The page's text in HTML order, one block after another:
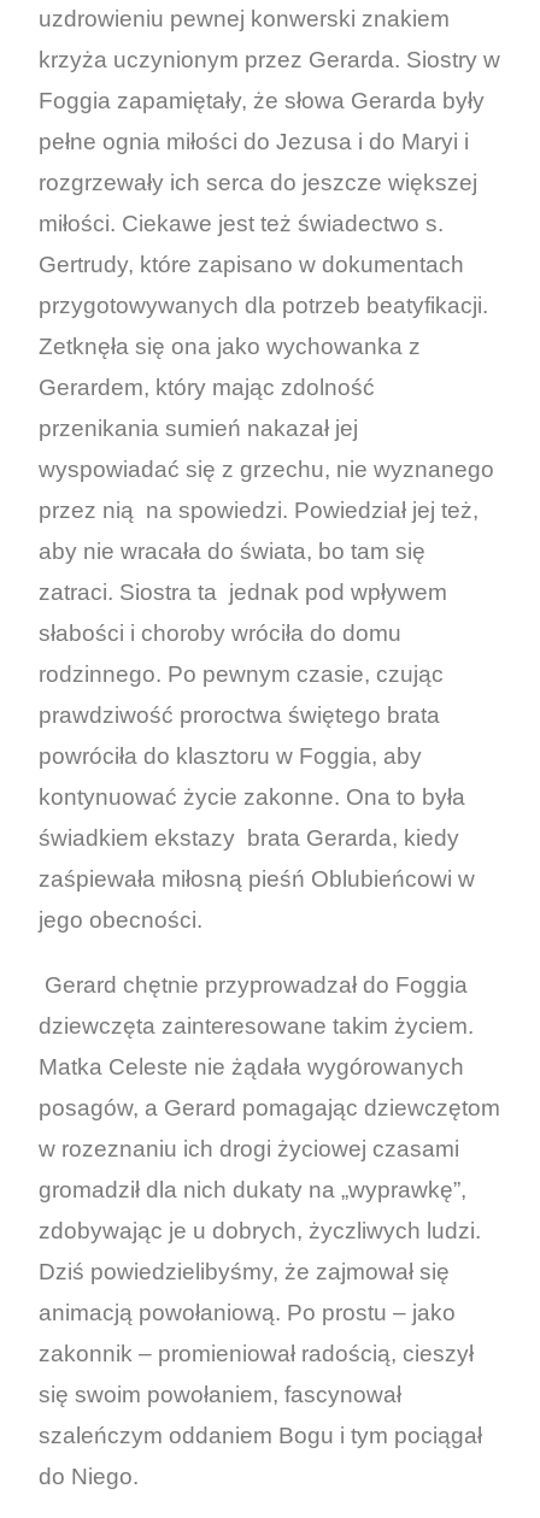
uzdrowieniu pewnej konwerski znakiem
krzyża uczynionym przez Gerarda. Siostry w
Foggia zapamiętały, że słowa Gerarda były
pełne ognia miłości do Jezusa i do Maryi i
rozgrzewały ich serca do jeszcze większej
miłości. Ciekawe jest też świadectwo s.
Gertrudy, które zapisano w dokumentach
przygotowywanych dla potrzeb beatyfikacji.
Zetknęła się ona jako wychowanka z
Gerardem, który mając zdolność
przenikania sumień nakazał jej
wyspowiadać się z grzechu, nie wyznanego
przez nią na spowiedzi. Powiedział jej też,
aby nie wracała do świata, bo tam się
zatraci. Siostra ta jednak pod wpływem
słabości i choroby wróciła do domu
rodzinnego. Po pewnym czasie, czując
prawdziwość proroctwa świętego brata
powróciła do klasztoru w Foggia, aby
kontynuować życie zakonne. Ona to była
świadkiem ekstazy brata Gerarda, kiedy
zaśpiewała miłosną pieśń Oblubieńcowi w
jego obecności.
Gerard chętnie przyprowadzał do Foggia
dziewczęta zainteresowane takim życiem.
Matka Celeste nie żądała wygórowanych
posagów, a Gerard pomagając dziewczętom
w rozeznaniu ich drogi życiowej czasami
gromadził dla nich dukaty na „wyprawkę”,
zdobywając je u dobrych, życzliwych ludzi.
Dziś powiedzielibyśmy, że zajmował się
animacją powołaniową. Po prostu – jako
zakonnik – promieniował radością, cieszył
się swoim powołaniem, fascynował
szaleńczym oddaniem Bogu i tym pociągał
do Niego.